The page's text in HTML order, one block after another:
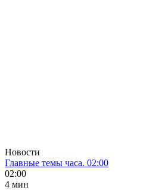
Новости
Главные темы часа. 02:00
02:00
4 мин